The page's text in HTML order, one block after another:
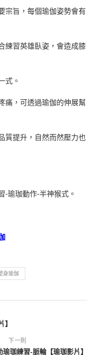
宗旨，每個瑜伽姿勢會有
練習英雄臥姿，會造成膝
式。
痛，可透過瑜伽的伸展幫
質提升，自然而然壓力也
-瑜珈動作-半神猴式。
身瑜伽
下一則
珈練習-脈輪【瑜珈影片】